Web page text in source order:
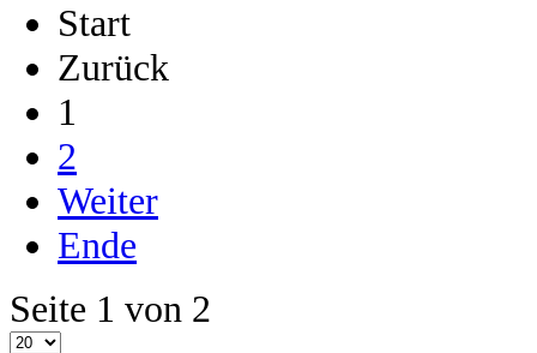
Start
Zurück
1
2
Weiter
Ende
Seite 1 von 2